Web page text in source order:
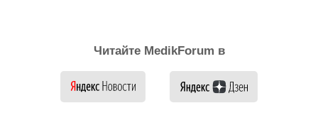
Читайте MedikForum в